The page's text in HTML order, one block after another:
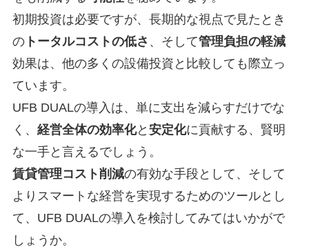
初期投資は必要ですが、長期的な視点で見たとき
のトータルコストの低さ 、そして管理負担の軽減
効果は、他の多くの設備投資と比較しても際立っ
ています。
UFB DUALの導入は、単に支出を減らすだけでな
く、 経営全体の効率化と 安定化に貢献する、賢明
な一手と言えるでしょう。
賃貸管理コスト削減の有効な手段として、そして
よりスマートな経営を実現するためのツールとし
て、UFB DUALの導入を検討してみてはいかがで
しょうか。